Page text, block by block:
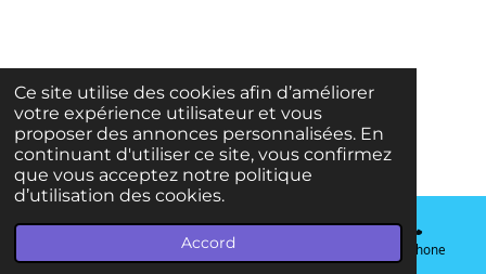
Ce site utilise des cookies afin d’améliorer
votre expérience utilisateur et vous
proposer des annonces personnalisées. En
continuant d'utiliser ce site, vous confirmez
que vous acceptez notre politique
d’utilisation des cookies.
Accord Téléphone